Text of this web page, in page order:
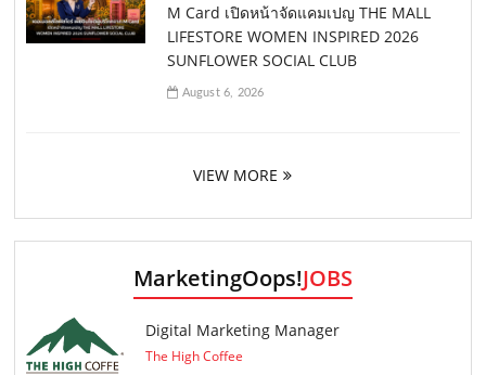
M Card เปิดหน้าจัดแคมเปญ THE MALL
LIFESTORE WOMEN INSPIRED 2026
SUNFLOWER SOCIAL CLUB
August 6, 2026
VIEW MORE
MarketingOops!JOBS
Digital Marketing Manager
The High Coffee